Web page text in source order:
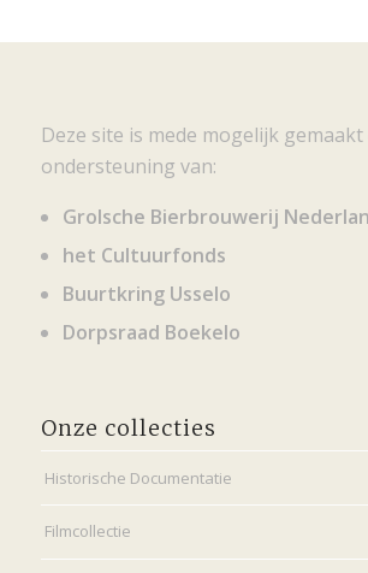
Deze site is mede mogelijk
ondersteuning van:
Grolsche Bierbrouwerij
het Cultuurfonds
Buurtkring Usselo
Dorpsraad Boekelo
Onze collecties
Historische Documentatie
Filmcollectie